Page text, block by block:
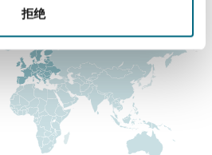
拒绝
Property
Reinsurance